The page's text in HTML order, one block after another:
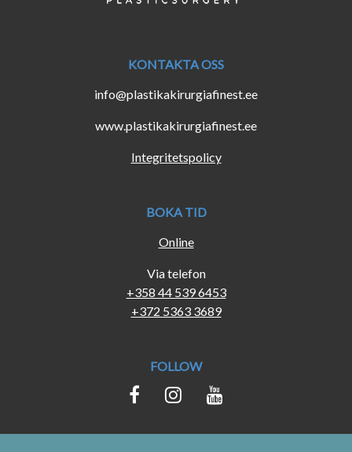
KONTAKTA OSS
info@plastikakirurgiafinest.ee
www.plastikakirurgiafinest.ee
Integritetspolicy
BOKA TID
Online
Via telefon
+358 44 539 6453
+372 5363 3689
FOLLOW